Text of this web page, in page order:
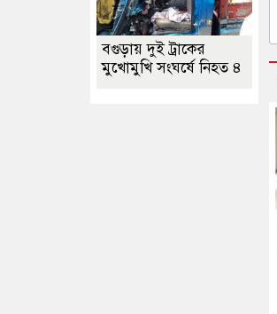
বগুড়ায় দুই ট্রাকের
মুখোমুখি সংঘর্ষে নিহত ৪